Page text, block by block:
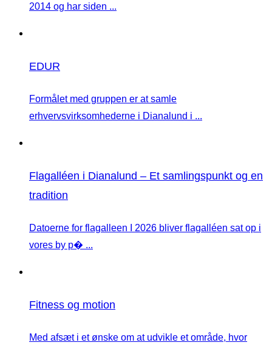
2014 og har siden ...
EDUR
Formålet med gruppen er at samle
erhvervsvirksomhederne i Dianalund i ...
Flagalléen i Dianalund – Et samlingspunkt og en
tradition
Datoerne for flagalleen I 2026 bliver flagalléen sat op i
vores by p� ...
Fitness og motion
Med afsæt i et ønske om at udvikle et område, hvor